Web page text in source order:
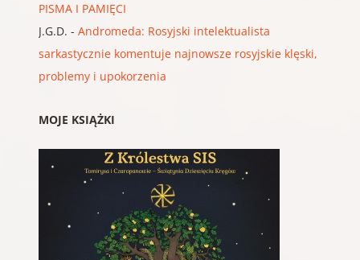
PISMA I PAMIĘCI
J.G.D. - Andromeda: Rosyjski intelektualista
sarkastycznie komentuje najnowsze rosyjskie klęski,
problemy i upokorzenia
MOJE KSIĄŻKI